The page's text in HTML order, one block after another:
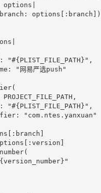
options[:branch])